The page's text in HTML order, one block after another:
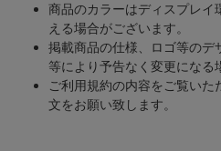
商品のカラーはディスプレイ
える場合がございます。
掲載商品の仕様、ロゴ等のデ
等により予告なく変更になる
ご利用規約の内容をご覧い
文をお願い致します。